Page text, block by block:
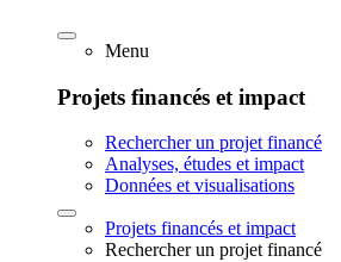
Menu
Projets financés et impact
Rechercher un projet financé
Analyses, études et impact
Données et visualisations
Projets financés et impact
Rechercher un projet financé